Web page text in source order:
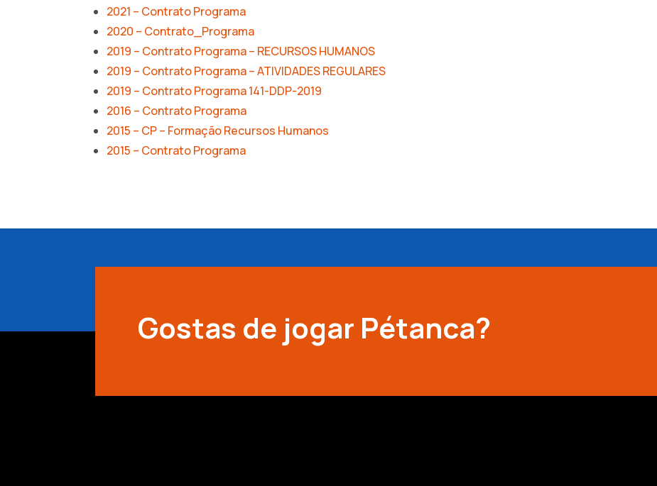
2021 – Contrato Programa
2020 – Contrato_Programa
2019 – Contrato Programa – RECURSOS HUMANOS
2019 – Contrato Programa – ATIVIDADES REGULARES
2019 – Contrato Programa 141-DDP-2019
2016 – Contrato Programa
2015 – CP – Formação Recursos Humanos
2015 – Contrato Programa
Gostas de jogar Pétanca?